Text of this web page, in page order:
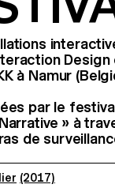
à Namur
par le
» à
de
(2017)